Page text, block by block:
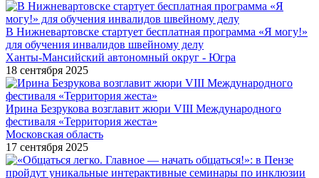
В Нижневартовске стартует бесплатная программа «Я могу!»
для обучения инвалидов швейному делу
Ханты-Мансийский автономный округ - Югра
18 сентября 2025
Ирина Безрукова возглавит жюри VIII Международного
фестиваля «Территория жеста»
Московская область
17 сентября 2025